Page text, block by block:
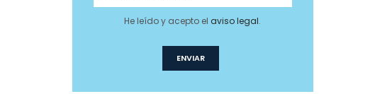
He leído y acepto elaviso legal.